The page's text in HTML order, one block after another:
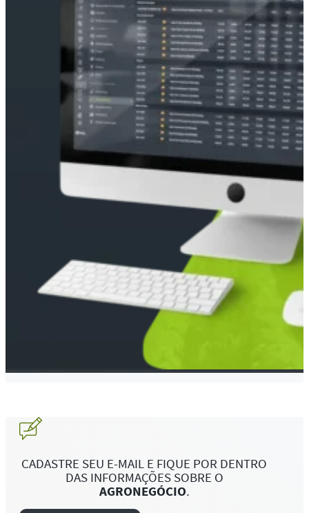
CADASTRE SEU E-MAIL E FIQUE POR DENTRO
DAS INFORMAÇÕES SOBRE O
AGRONEGÓCIO.